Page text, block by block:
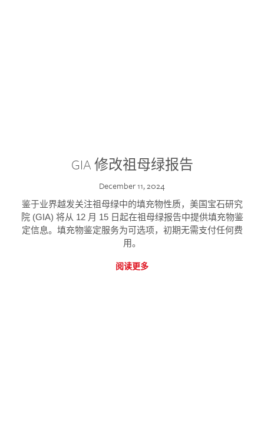
GIA 修改祖母绿报告
December 11, 2024
鉴于业界越发关注祖母绿中的填充物性质，美国宝石研究
院 (GIA) 将从 12 月 15 日起在祖母绿报告中提供填充物鉴
定信息。填充物鉴定服务为可选项，初期无需支付任何费
用。
阅读更多